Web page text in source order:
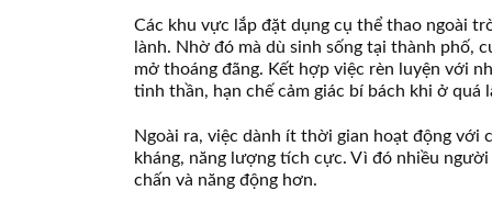
Các khu vực lắp đặt dụng cụ thể thao ngoài
lành. Nhờ đó mà dù sinh sống tại thành phố,
mở thoáng đãng. Kết hợp việc rèn luyện với
tinh thần, hạn chế cảm giác bí bách khi ở quá
Ngoài ra, việc dành ít thời gian hoạt động với
kháng, năng lượng tích cực. Vì đó nhiều
chấn và năng động hơn.